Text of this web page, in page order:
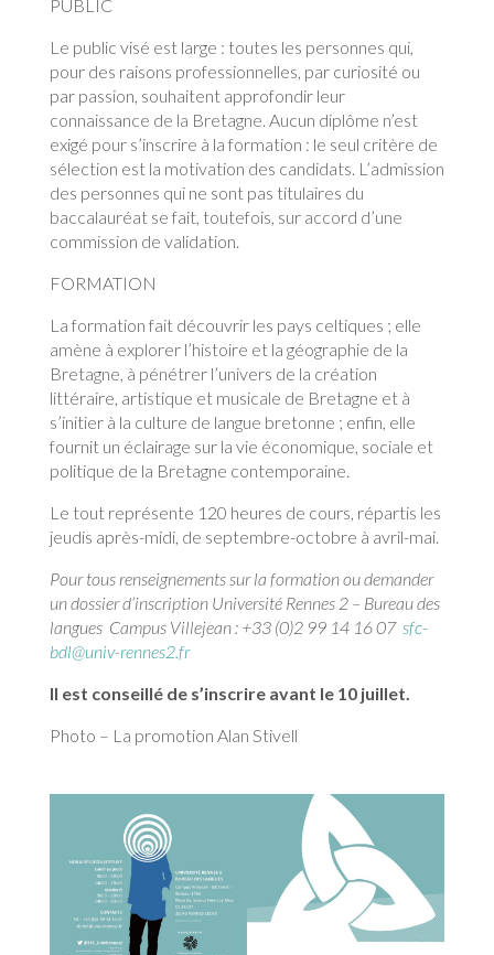
PUBLIC
Le public visé est large : toutes les personnes qui,
pour des raisons professionnelles, par curiosité ou
par passion, souhaitent approfondir leur
connaissance de la Bretagne. Aucun diplôme n’est
exigé pour s’inscrire à la formation : le seul critère de
sélection est la motivation des candidats. L’admission
des personnes qui ne sont pas titulaires du
baccalauréat se fait, toutefois, sur accord d’une
commission de validation.
FORMATION
La formation fait découvrir les pays celtiques ; elle
amène à explorer l’histoire et la géographie de la
Bretagne, à pénétrer l’univers de la création
littéraire, artistique et musicale de Bretagne et à
s’initier à la culture de langue bretonne ; enfin, elle
fournit un éclairage sur la vie économique, sociale et
politique de la Bretagne contemporaine.
Le tout représente 120 heures de cours, répartis les
jeudis après-midi, de septembre-octobre à avril-mai.
Pour tous renseignements sur la formation ou demander
un dossier d’inscription Université Rennes 2 – Bureau des
langues Campus Villejean : +33 (0)2 99 14 16 07 sfc-
bdl@univ-rennes2.fr
Il est conseillé de s’inscrire avant le 10 juillet.
Photo – La promotion Alan Stivell